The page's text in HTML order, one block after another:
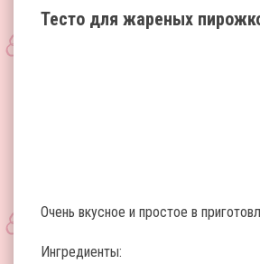
Тесто для жареных
Очень вкусное и простое в
Ингредиенты: